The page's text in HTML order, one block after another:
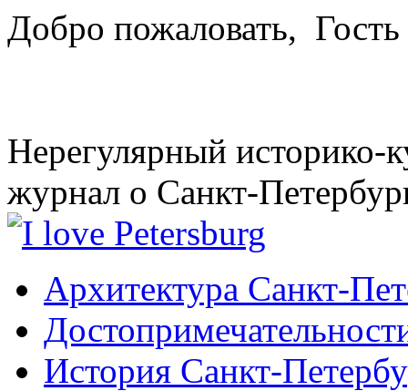
Добро пожаловать, Гость
Нерегулярный историко-
журнал о Санкт-
Архитектура Санкт-
История Санкт-